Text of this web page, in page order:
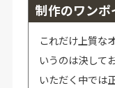
制作のワンポ
これだけ上質な
いうのは決して
いただく中では